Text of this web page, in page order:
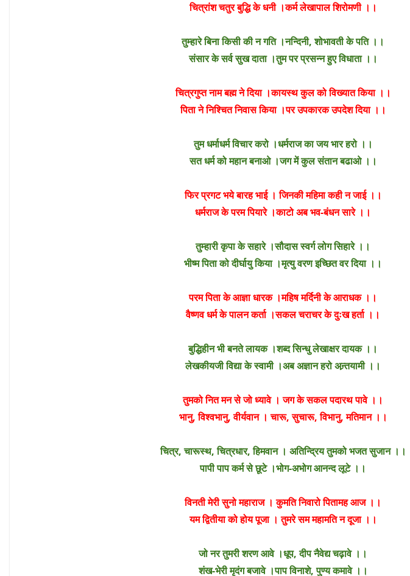
चित्रांश चतुर बुद्धि के धनी ।कर्म लेखापाल शिरोमणी ।।
तुम्हारे बिना किसी की न गति ।नन्दिनी, शोभावती के पति ।।
संसार के सर्व सुख दाता ।तुम पर प्रसन्न हुए विधाता ।।
चित्रगुप्त नाम बह्म ने दिया ।कायस्थ कुल को विख्यात किया ।।
पिता ने निश्चित निवास किया ।पर उपकारक उपदेश दिया ।।
तुम धर्माधर्म विचार करो ।धर्मराज का जय भार हरो ।।
सत धर्म को महान बनाओ ।जग में कुल संतान बढाओ ।।
फिर प्रगट भये बारह भाई । जिनकी महिमा कही न जाई ।।
धर्मराज के परम पियारे ।काटो अब भव-बंधन सारे ।।
तुम्हारी कृपा के सहारे ।सौदास स्वर्ग लोग सिहारे ।।
भीष्म पिता को दीर्घायु किया ।मृत्यु वरण इच्छित वर दिया ।।
परम पिता के आज्ञा धारक ।महिष मर्दिनी के आराधक ।।
वैष्णव धर्म के पालन कर्ता ।सकल चराचर के दुःख हर्ता ।।
बुद्धिहीन भी बनते लायक ।शब्द सिन्धु लेखाक्षर दायक ।।
लेखकीयजी विद्या के स्वामी ।अब अज्ञान हरो अन्र्तयामी ।।
तुमको नित मन से जो ध्यावे । जग के सकल पदारथ पावे ।।
भानु, विश्वभानु, वीर्यवान । चारू, सुचारू, विभानु, मतिमान ।।
चित्र, चारूस्थ, चित्रधार, हिमवान । अतिन्द्रिय तुमको भजत सुजान ।।
पापी पाप कर्म से छूटे ।भोग-अभोग आनन्द लूटे ।।
विनती मेरी सुनो महाराज । कुमति निवारो पितामह आज ।।
यम द्वितीया को होय पूजा । तुमरे सम महामति न दूजा ।।
जो नर तुमरी शरण आवे ।धूप, दीप नैवेद्य चढ़ावे ।।
शंख-भेरी मृदंग बजावे ।पाप विनाशे, पुण्य कमावे ।।